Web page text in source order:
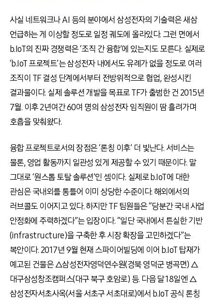
사실 네트워크나 AI 등의 분야에서 삼성전자의 기술력은 새삼
언급하는 게 이상할 정도로 일정 궤도에 올라있다. 그런 면에서
b.IoT의 진짜 경쟁력은 ‘조직 간 융합’에 있는지도 모른다. 실제로
‘b.IoT 프로젝트’는 삼성전자 내에서도 유례가 없을 정도로 여러
조직이 TF 결성 단계에서부터 전방위적으로 협업, 완성시킨
결과물이다. 실제 솔루션 개발을 목표로 TF가 출범한 건 2015년
7월. 이후 2년여간 60여 명의 삼성전자 임직원이 땀 흘려가며
호흡을 맞춰왔다.
융합 프로젝트로서의 장점은 ‘론칭 이후’ 더 빛난다. 서비스는
물론, 영업 활동까지 일관성 있게 제공할 수 있기 때문이다. 말
그대로 ‘원스톱 토탈 솔루션’인 셈이다. 실제로 b.IoT에 대한
관심은 국내외를 통틀어 이미 상당한 수준이다. 해외에서의
러브콜도 이어지고 있다. 하지만 TF 팀원들은 “당분간 국내 사업
안정화에 주력하겠다”는 입장이다. “일단 국내에서 튼실한 기반
(infrastructure)을 구축한 후 시장 확장을 고민하겠다”는
복안이다. 2017년 9월 현재 스파이어빌딩에 이어 b.IoT 탑재가
예고된 건물은 △삼성전자영덕연수원(경북 영덕군 병곡면) △
대구삼성창조캠퍼스(대구 북구 호암로) 등. 다음 달 18일엔 △
삼성전자서초사옥(서울 서초구 서초대로)에서 b.IoT 공식 론칭